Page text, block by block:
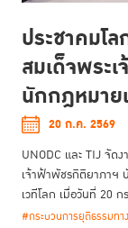
ประชาคมโ
สมเด็จพระ
นักกฎหมาย
20 ก.ค. 2569
UNODC และ TIJ จัด
เจ้าฟ้าพัชรกิติยาภาฯ
เวทีโลก เมื่อวันที่ 20
#กระบวนการยุติธรรมทา